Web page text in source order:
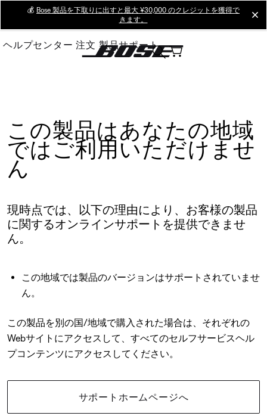
Main
💰 Bose 製品を下取りに出すと最大 ¥30,000 のクレジットを獲得で
きます。
ヘルプセンター 注文 製品サポート
この製品はあなたの地域
ではご利用いただけませ
ん
現時点では、以下の理由により、お客様の製品
に関するオンラインサポートを提供できませ
ん。
この地域では製品のバージョンはサポートされていませ
ん。
この製品を別の国/地域で購入された場合は、それぞれの
Webサイトにアクセスして、すべてのセルフサービスヘル
プコンテンツにアクセスしてください。
サポートホームページへ